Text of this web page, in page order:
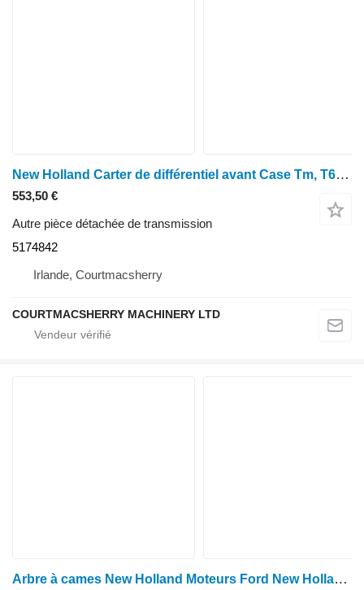
New Holland Carter de différentiel avant Case Tm, T6, Mxm, Tsa, Mxu 51748 5174842 pour tracteur à roues
553,50 €
Autre pièce détachée de transmission
5174842
Irlande, Courtmacsherry
COURTMACSHERRY MACHINERY LTD
Arbre à cames New Holland Moteurs Ford New Holland TM110, TM120, 40, 60, série TM (cames à cames) E9NN6250BA pour tracteur à roues